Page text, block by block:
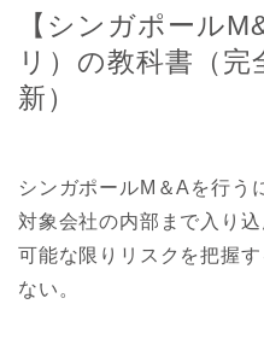
【シンガポール
リ）の教科書（
新）
シンガポールM＆Aを行う
対象会社の内部まで入り
可能な限りリスクを把握
ない。